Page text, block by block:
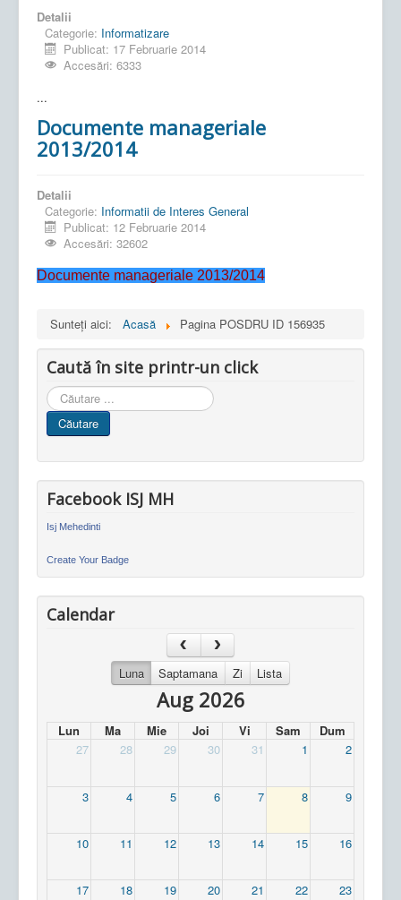
Detalii
Categorie: Informatizare
Publicat: 17 Februarie 2014
Accesări: 6333
...
Documente manageriale
2013/2014
Detalii
Categorie: Informatii de Interes General
Publicat: 12 Februarie 2014
Accesări: 32602
Documente manageriale 2013/2014
Sunteți aici: Acasă Pagina POSDRU ID 156935
Caută în site printr-un click
Cauta
in
site
Căutare
Facebook ISJ MH
Isj Mehedinti
Create Your Badge
Calendar
Luna Saptamana Zi Lista
Aug 2026
Lun Ma Mie Joi Vi Sam
Dum
27
28 29 30 31 1 2
3 4 5 6 7 8 9
10 11 12 13 14 15 16
17 18 19 20 21 22 23